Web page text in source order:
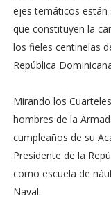
ejes temáticos están
que constituyen la
los fieles centinelas
República
Mirando los
hombres de la
cumpleaños de su
Presidente de la
como escuela de
Naval.